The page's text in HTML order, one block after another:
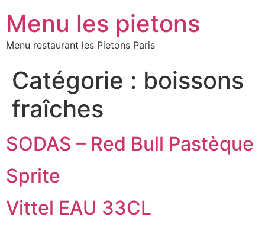
Menu les pietons
Menu restaurant les Pietons Paris
Catégorie : boissons
fraîches
SODAS – Red Bull Pastèque
Sprite
Vittel EAU 33CL